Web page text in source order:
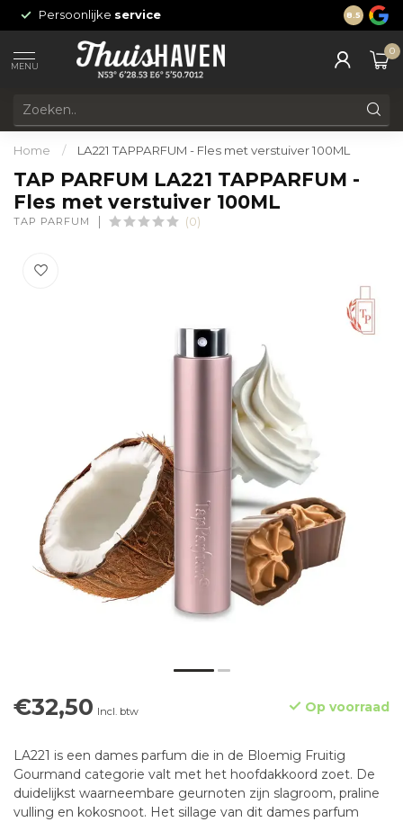
Persoonlijke service 24/7
8.5
MENU
0
Home / LA221 TAPPARFUM - Fles met verstuiver 100ML
TAP PARFUM LA221 TAPPARFUM -
Fles met verstuiver 100ML
TAP PARFUM (0)
€32,50 Incl. btw Op voorraad
LA221 is een dames parfum die in de Bloemig Fruitig
Gourmand categorie valt met het hoofdakkoord zoet. De
duidelijkst waarneembare geurnoten zijn slagroom, praline
vulling en kokosnoot. Het sillage van dit dames parfum